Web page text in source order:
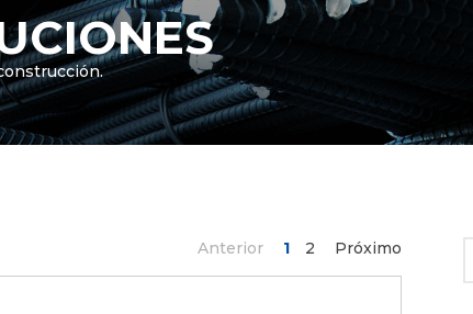
Anterior 1 2 Próximo